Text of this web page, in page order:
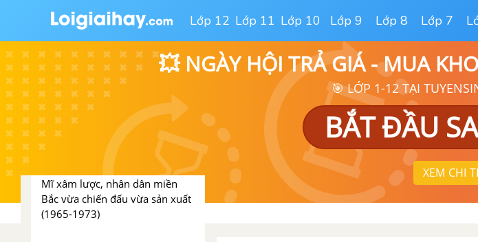
Lớp 12 Lớp 11 Lớp 10 Lớp 9 Lớp 8 Lớp 7
💥 NGÀY HỘI TRẢ GIÁ - MUA
🎯 LỚP 1-12 TẠI
BẮT ĐẦU
XEM CHI
CHƯƠNG IV. VIỆT NAM TỪ
NĂM 1954 ĐẾN NĂM 1975
Bài 21. Xây dựng xã hội chủ
nghĩa ở miền Bắc, đấu tranh
chống đế quốc Mĩ và chính
quyền Sài Gòn ở miền Nam
(1954-1965)
Bài 22. Nhân dân hai miền trực
tiếp chiến đấu chống đế quốc
Mĩ xâm lược, nhân dân miền
Bắc vừa chiến đấu vừa sản xuất
(1965-1973)